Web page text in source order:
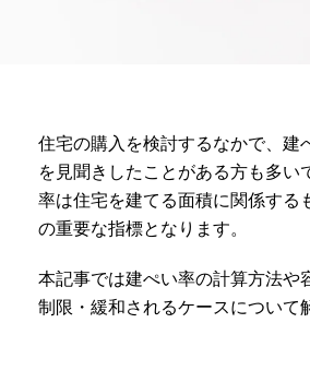
住宅の購入を検討するなかで、建
を見聞きしたことがある方も多い
率は住宅を建てる面積に関係する
の重要な指標となります。
本記事では建ぺい率の計算方法や
制限・緩和されるケースについて